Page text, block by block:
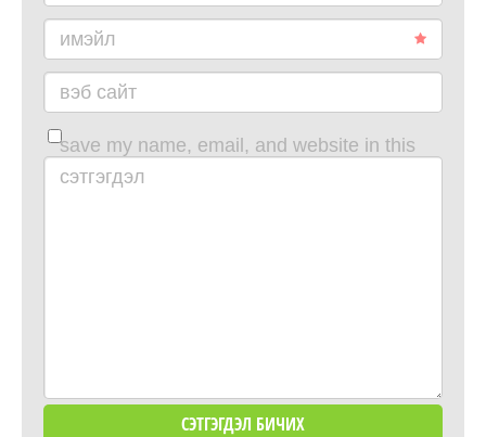
имэйл
вэб сайт
save my name, email, and website in this
browser for the next time i comment.
сэтгэгдэл